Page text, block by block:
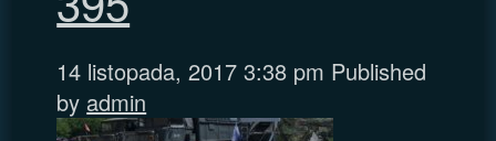
14 listopada, 2017 3:38 pm Published
by admin